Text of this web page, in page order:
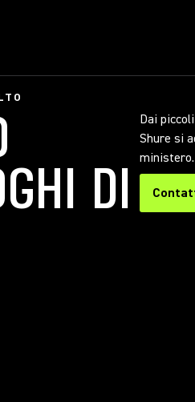
DI
Dai
Shure si
ministero.